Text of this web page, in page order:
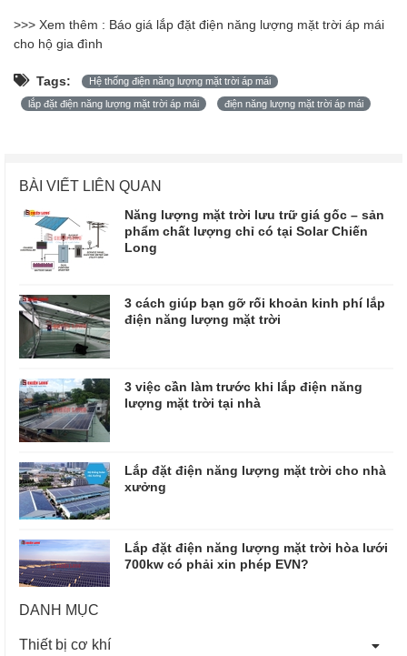
>>> Xem thêm : Báo giá lắp đặt điện năng lượng mặt trời áp mái
cho hộ gia đình
Tags: Hệ thống điện năng lượng mặt trời áp mái
lắp đặt điện năng lượng mặt trời áp mái điện năng lượng mặt trời áp mái
BÀI VIẾT LIÊN QUAN
Năng lượng mặt trời lưu trữ giá gốc – sản
phẩm chất lượng chỉ có tại Solar Chiến
Long
3 cách giúp bạn gỡ rối khoản kinh phí lắp
điện năng lượng mặt trời
3 việc cần làm trước khi lắp điện năng
lượng mặt trời tại nhà
Lắp đặt điện năng lượng mặt trời cho nhà
xưởng
Lắp đặt điện năng lượng mặt trời hòa lưới
700kw có phải xin phép EVN?
DANH MỤC
Thiết bị cơ khí